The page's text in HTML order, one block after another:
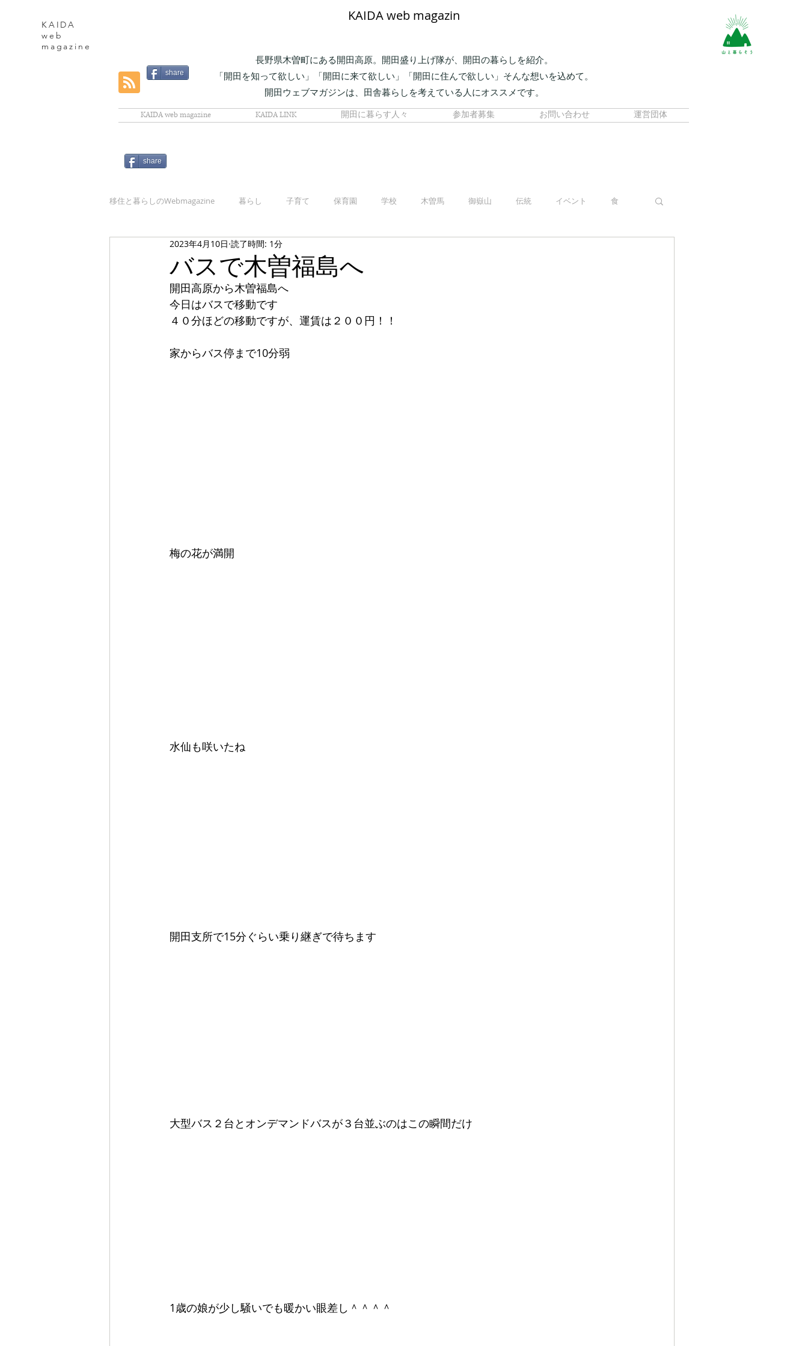
KAIDA
web
magazine
KAIDA web magazin
share
長野県木曽町にある開田高原。開田盛り上げ隊が、開田の暮らしを紹介。
「開田を知って欲しい」「開田に来て欲しい」「開田に住んで欲しい」そんな想いを込めて。
開田ウェブマガジンは、田舎暮らしを考えている人にオススメです。
KAIDA web magazine KAIDA LINK 開田に暮らす人々 参加者募集 お問い合わせ 運営団体
share
移住と暮らしのWebmagazine 暮らし 子育て 保育園 学校 木曽馬 御嶽山 伝統 イベント 食
バスで木曽福島へ
2023年4月10日 読了時間: 1分
開田高原から木曽福島へ
今日はバスで移動です
４０分ほどの移動ですが、運賃は２００円！！
家からバス停まで10分弱
梅の花が満開
水仙も咲いたね
開田支所で15分ぐらい乗り継ぎで待ちます
大型バス２台とオンデマンドバスが３台並ぶのはこの瞬間だけ
1歳の娘が少し騒いでも暖かい眼差し＾＾＾＾